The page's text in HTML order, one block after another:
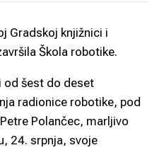
Gradskoj knjižnici i
Škola robotike.
od šest do deset
radionice robotike, pod
Polančec, marljivo
24. srpnja, svoje